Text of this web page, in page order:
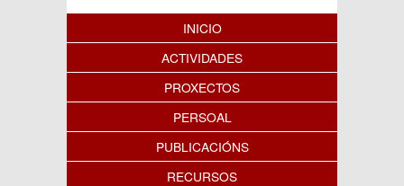
Índice de contidos
INICIO
ACTIVIDADES
PROXECTOS
PERSOAL
PUBLICACIÓNS
RECURSOS